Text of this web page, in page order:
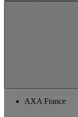
AXA France